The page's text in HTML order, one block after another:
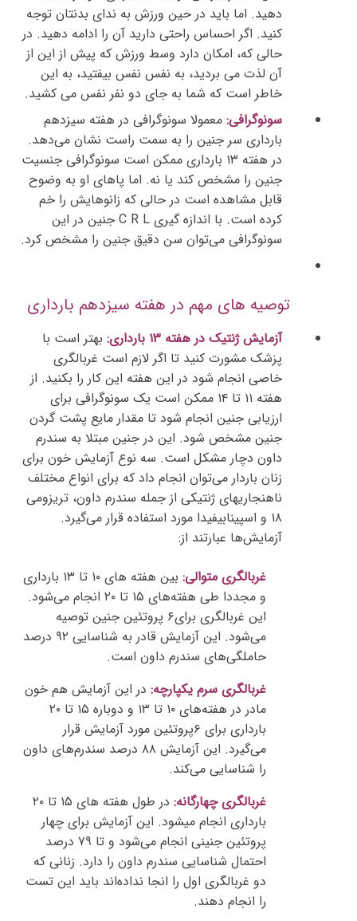
دهید. اما باید در حین ورزش به ندای بدنتان توجه
کنید. اگر احساس راحتی دارید آن را ادامه دهید. در
حالی که، امکان دارد وسط ورزش که پیش از این از
آن لذت می بردید، به نفس نفس بیفتید، به این
خاطر است که شما به جای دو نفر نفس می کشید.
سونوگرافی: معمولا سونوگرافی در هفته سیزدهم
بارداری سر جنین را به سمت راست نشان می‌دهد.
در هفته ۱۳ بارداری ممکن است سونوگرافی جنسیت
جنین را مشخص کند یا نه. اما پاهای او به وضوح
قابل مشاهده است در حالی که زانوهایش را خم
کرده است. با اندازه گیری C R L جنین در این
سونوگرافی می‌توان سن دقیق جنین را مشخص کرد.
توصیه های مهم در هفته سیزدهم بارداری
آزمایش ژنتیک در هفته ۱۳ بارداری:
بهتر است با
پزشک مشورت کنید تا اگر لازم است غربالگری
خاصی انجام شود در این هفته این کار را بکنید. از
هفته ۱۱ تا ۱۴ ممکن است یک سونوگرافی برای
ارزیابی جنین انجام شود تا مقدار مایع پشت گردن
جنین مشخص شود. این در جنین مبتلا به سندرم
داون دچار مشکل است. سه نوع آزمایش خون برای
زنان باردار می‌توان انجام داد که برای انواع مختلف
ناهنجاری‎های ژنتیکی از جمله سندرم داون، تریزومی
۱۸ و اسپینابیفیدا مورد استفاده قرار می‌گیرد.
آزمایش‌ها عبارتند از:
غربالگری متوالی:
بین هفته های ۱۰ تا ۱۳ بارداری
و مجددا طی هفته‌های ۱۵ تا ۲۰ انجام می‌شود.
این غربالگری برای۶ پروتئین جنین توصیه
می‌شود. این آزمایش قادر به شناسایی ۹۲ درصد
حاملگی‌های سندرم داون است.
غربالگری سرم یکپارچه: در این آزمایش هم خون
مادر در هفته‌های ۱۰ تا ۱۳ و دوباره ۱۵ تا ۲۰
بارداری برای ۶پروتئین مورد آزمایش قرار
می‌گیرد. این آزمایش ۸۸ درصد سندرم‌های داون
را شناسایی می‌کند.
غربالگری چهارگانه:
در طول هفته های ۱۵ تا ۲۰
بارداری انجام می‎شود. این آزمایش برای چهار
پروتئین جنینی انجام می‌شود و تا ۷۹ درصد
احتمال شناسایی سندرم داون را دارد. زنانی که
دو غربالگری اول را انجا نداده‌اند باید این تست
را انجام دهند.